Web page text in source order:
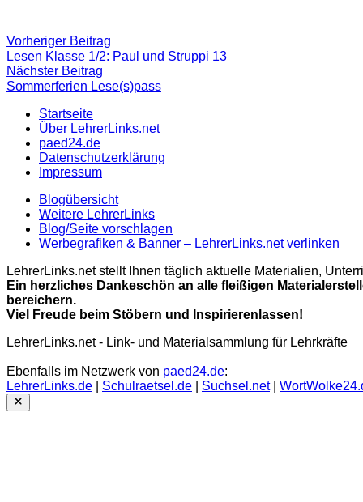
Beitragsnavigation
Vorheriger Beitrag
Beitrag:
Lesen Klasse 1/2: Paul und Struppi 13
Nächster Beitrag
Beitrag
Sommerferien Lese(s)pass
Startseite
Über LehrerLinks.net
paed24.de
Datenschutzerklärung
Impressum
Blogübersicht
Weitere LehrerLinks
Blog/Seite vorschlagen
Werbegrafiken & Banner – LehrerLinks.net verlinken
LehrerLinks.net stellt Ihnen täglich aktuelle Materialien,
Ein herzliches Dankeschön an alle fleißigen
bereichern.
Viel Freude beim Stöbern und Inspirierenlassen!
LehrerLinks.net - Link- und Materialsammlung für Lehrkräfte
Ebenfalls im Netzwerk von paed24.de:
LehrerLinks.de
Schulraetsel.de Suchsel.net|
Close